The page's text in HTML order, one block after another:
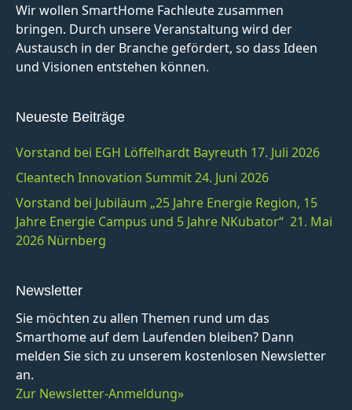
Wir wollen SmartHome Fachleute zusammen
bringen. Durch unsere Veranstaltung wird der
Austausch in der Branche gefördert, so dass Ideen
und Visionen entstehen können.
Neueste Beiträge
Vorstand bei EGH Löffelhardt Bayreuth 17. Juli 2026
Cleantech Innovation Summit 24. Juni 2026
Vorstand bei Jubiläum „25 Jahre Energie Region, 15
Jahre Energie Campus und 5 Jahre NKubator“ 21. Mai
2026 Nürnberg
Newsletter
Sie möchten zu allen Themen rund um das
Smarthome auf dem Laufenden bleiben? Dann
melden Sie sich zu unserem kostenlosen Newsletter
an.
Zur Newsletter-Anmeldung»